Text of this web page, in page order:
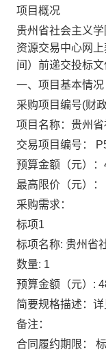
项目概况
贵州省社会主义
资源交易中心网
间）前递交投标文
一、项目基本情况
采购项目编号(财政
项目名称： 贵州
交易项目编号：
预算金额（元）：
最高限价（元）：
采购需求：
标项1
标项名称: 贵州省
数量: 1
预算金额（元）:
简要规格描述： 详
备注：
合同履约期限：